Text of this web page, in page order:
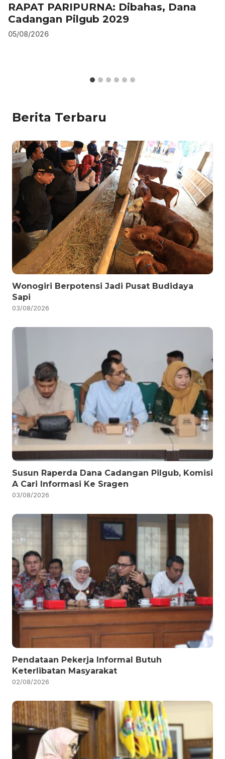
RAPAT PARIPURNA: Dibahas, Dana
Cadangan Pilgub 2029
05/08/2026
Berita Terbaru
Wonogiri Berpotensi Jadi Pusat Budidaya
Sapi
03/08/2026
Susun Raperda Dana Cadangan Pilgub, Komisi
A Cari Informasi Ke Sragen
03/08/2026
Pendataan Pekerja Informal Butuh
Keterlibatan Masyarakat
02/08/2026